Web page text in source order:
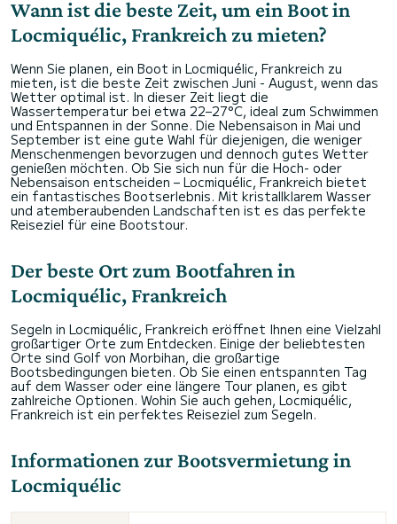
Wann ist die beste Zeit, um ein Boot in
Locmiquélic, Frankreich zu mieten?
Wenn Sie planen, ein Boot in Locmiquélic, Frankreich zu
mieten, ist die beste Zeit zwischen Juni - August, wenn das
Wetter optimal ist. In dieser Zeit liegt die
Wassertemperatur bei etwa 22–27°C, ideal zum Schwimmen
und Entspannen in der Sonne. Die Nebensaison in Mai und
September ist eine gute Wahl für diejenigen, die weniger
Menschenmengen bevorzugen und dennoch gutes Wetter
genießen möchten. Ob Sie sich nun für die Hoch- oder
Nebensaison entscheiden – Locmiquélic, Frankreich bietet
ein fantastisches Bootserlebnis. Mit kristallklarem Wasser
und atemberaubenden Landschaften ist es das perfekte
Reiseziel für eine Bootstour.
Der beste Ort zum Bootfahren in
Locmiquélic, Frankreich
Segeln in Locmiquélic, Frankreich eröffnet Ihnen eine Vielzahl
großartiger Orte zum Entdecken. Einige der beliebtesten
Orte sind Golf von Morbihan, die großartige
Bootsbedingungen bieten. Ob Sie einen entspannten Tag
auf dem Wasser oder eine längere Tour planen, es gibt
zahlreiche Optionen. Wohin Sie auch gehen, Locmiquélic,
Frankreich ist ein perfektes Reiseziel zum Segeln.
Informationen zur Bootsvermietung in
Locmiquélic